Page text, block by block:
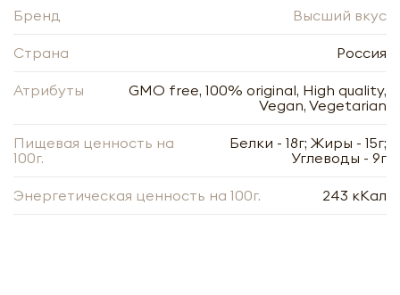
Бренд Высший вкус
Страна Россия
Атрибуты
GMO free, 100% original, High quality,
Vegan, Vegetarian
Пищевая ценность на
100г.
Белки - 18г; Жиры - 15г;
Углеводы - 9г
Энергетическая ценность на 100г. 243 кКал
Высший Вкус Сейтан Крабчики, 200г